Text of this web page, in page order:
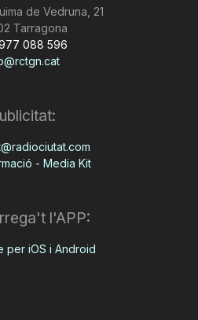
de Vedruna, 21
Tarragona
088 596
- Media Kit
l'APP:
per iOS i Android